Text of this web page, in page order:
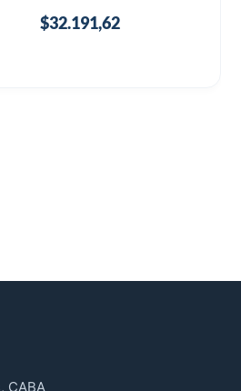
$32.191,62
CABA